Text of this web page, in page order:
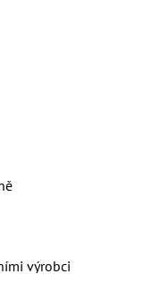
výrobci